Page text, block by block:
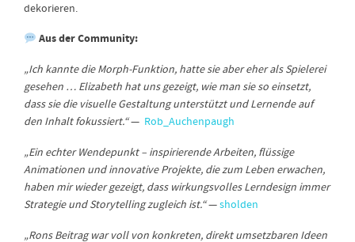
dekorieren.
Aus der Community:
„Ich kannte die Morph-Funktion, hatte sie aber eher als Spielerei
gesehen … Elizabeth hat uns gezeigt, wie man sie so einsetzt,
dass sie die visuelle Gestaltung unterstützt und Lernende auf
den Inhalt fokussiert.“— Rob_Auchenpaugh
„Ein echter Wendepunkt – inspirierende Arbeiten, flüssige
Animationen und innovative Projekte, die zum Leben erwachen,
haben mir wieder gezeigt, dass wirkungsvolles Lerndesign immer
Strategie und Storytelling zugleich ist.“—sholden
„Rons Beitrag war voll von konkreten, direkt umsetzbaren Ideen